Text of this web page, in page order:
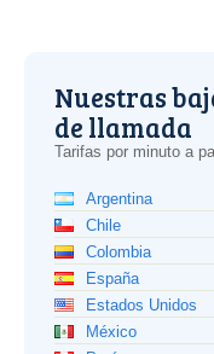
Nuestras
de llamada
Tarifas por minuto a
Argentina
Chile
Colombia
España
Estados Unidos
México